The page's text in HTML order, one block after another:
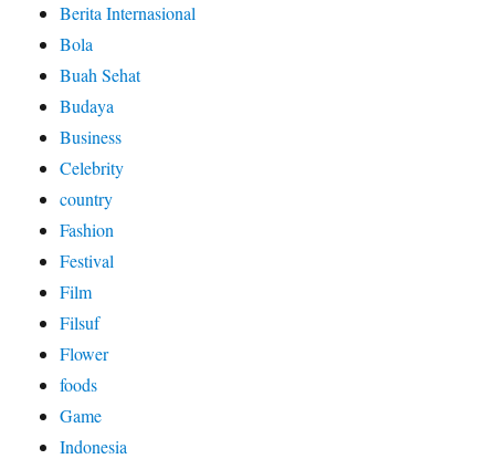
Berita Internasional
Bola
Buah Sehat
Budaya
Business
Celebrity
country
Fashion
Festival
Film
Filsuf
Flower
foods
Game
Indonesia